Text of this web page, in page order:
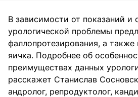
В зависимости от показаний и
урологической проблемы
фаллопротезирования, а также
яичка. Подробнее об
преимуществах данных
расскажет Станислав
андролог, репродуктолог,